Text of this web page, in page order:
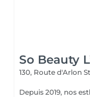
So Beauty
130, Route d'Arlon
Depuis 2019, nos